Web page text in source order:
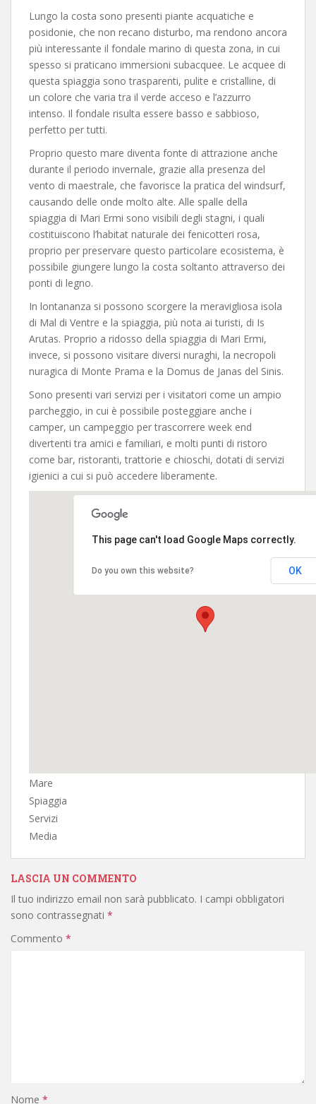
Lungo la costa sono presenti piante acquatiche e
posidonie, che non recano disturbo, ma rendono ancora
più interessante il fondale marino di questa zona, in cui
spesso si praticano immersioni subacquee. Le acquee di
questa spiaggia sono trasparenti, pulite e cristalline, di
un colore che varia tra il verde acceso e l’azzurro
intenso. Il fondale risulta essere basso e sabbioso,
perfetto per tutti.
Proprio questo mare diventa fonte di attrazione anche
durante il periodo invernale, grazie alla presenza del
vento di maestrale, che favorisce la pratica del windsurf,
causando delle onde molto alte. Alle spalle della
spiaggia di Mari Ermi sono visibili degli stagni, i quali
costituiscono l’habitat naturale dei fenicotteri rosa,
proprio per preservare questo particolare ecosistema, è
possibile giungere lungo la costa soltanto attraverso dei
ponti di legno.
In lontananza si possono scorgere la meravigliosa isola
di Mal di Ventre e la spiaggia, più nota ai turisti, di Is
Arutas. Proprio a ridosso della spiaggia di Mari Ermi,
invece, si possono visitare diversi nuraghi, la necropoli
nuragica di Monte Prama e la Domus de Janas del Sinis.
Sono presenti vari servizi per i visitatori come un ampio
parcheggio, in cui è possibile posteggiare anche i
camper, un campeggio per trascorrere week end
divertenti tra amici e familiari, e molti punti di ristoro
come bar, ristoranti, trattorie e chioschi, dotati di servizi
igienici a cui si può accedere liberamente.
This page can't load Google Maps correctly.
Do you own this website? OK
Mare
Spiaggia
Servizi
Media
LASCIA UN COMMENTO
Il tuo indirizzo email non sarà pubblicato. I campi obbligatori
sono contrassegnati *
Commento *
Nome *